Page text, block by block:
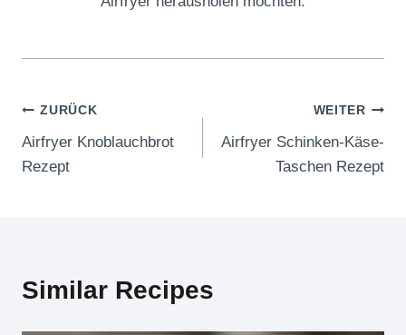
Beitragsnavigation
ZURÜCK
Airfryer Knoblauchbrot
Rezept
WEITER
Airfryer Schinken-Käse-
Taschen Rezept
Similar Recipes